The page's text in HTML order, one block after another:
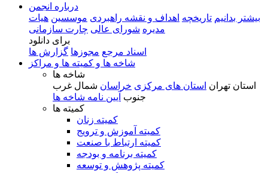
درباره انجمن
بیشتر بدانیم تاریخچه اهداف و نقشه راهبردی موسسین هیات
مدیره شورای عالی چارت سازمانی
برای دانلود
اسناد مرجع مجوزها گزارش ها
شاخه ها و کمیته ها و مراکز
شاخه ها
استان تهران استان های مرکزی خراسان شمال غرب
جنوب آیین نامه شاخه ها
کمیته ها
کمیته زنان
کمیته آموزش و ترویج
کمیته ارتباط با صنعت
کمیته برنامه و بودجه
کمیته پژوهش و توسعه